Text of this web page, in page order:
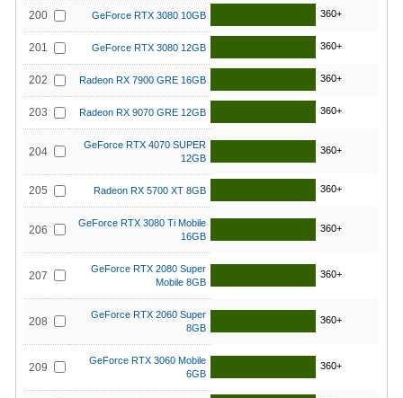
200 GeForce RTX 3080 10GB 360+
201 GeForce RTX 3080 12GB 360+
202 Radeon RX 7900 GRE 16GB 360+
203 Radeon RX 9070 GRE 12GB 360+
204
GeForce RTX 4070 SUPER
12GB
360+
205 Radeon RX 5700 XT 8GB 360+
206
GeForce RTX 3080 Ti Mobile
16GB
360+
207
GeForce RTX 2080 Super
Mobile 8GB
360+
208
GeForce RTX 2060 Super
8GB
360+
209
GeForce RTX 3060 Mobile
6GB
360+